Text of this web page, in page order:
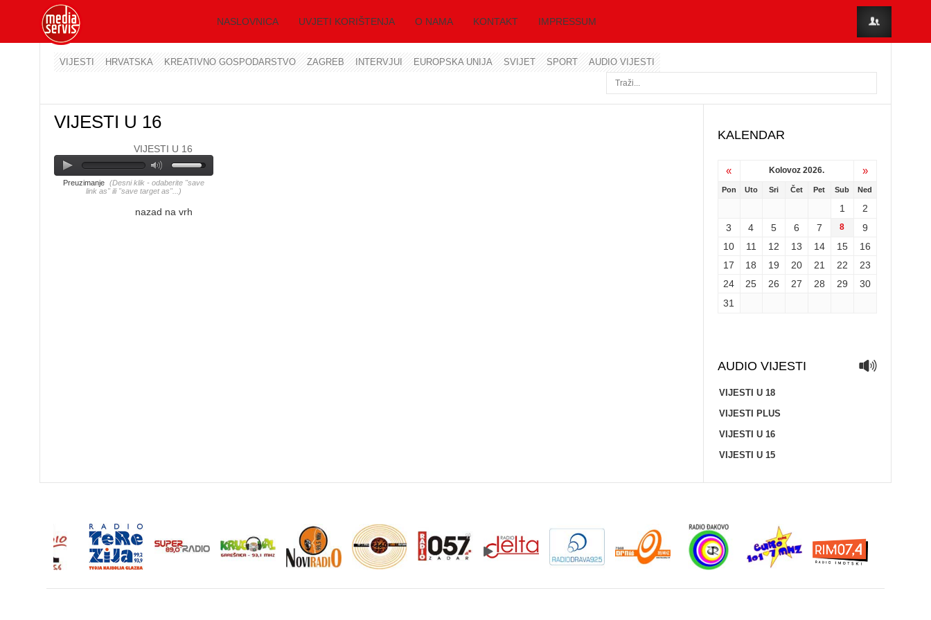
NASLOVNICA UVJETI KORIŠTENJA O NAMA KONTAKT IMPRESSUM
VIJESTI HRVATSKA KREATIVNO GOSPODARSTVO ZAGREB INTERVJUI EUROPSKA UNIJA SVIJET SPORT AUDIO VIJESTI
VIJESTI U 16
VIJESTI U 16
Preuzimanje (Desni klik - odaberite "save
link as" ili "save target as"...)
nazad na vrh
KALENDAR
« Kolovoz 2026. »
Pon Uto Sri Čet Pet Sub Ned
1
2
3
4 5 6 7 8
9
10
11 12 13 14 15
16
17
18 19 20 21 22
23
24
25 26 27 28 29
30
31
AUDIO VIJESTI
VIJESTI U 18
VIJESTI PLUS
VIJESTI U 16
VIJESTI U 15